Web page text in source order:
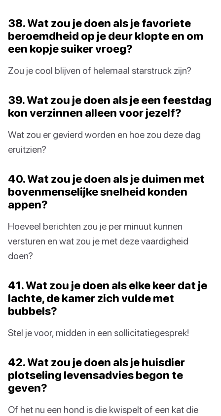
38. Wat zou je doen als je favoriete
beroemdheid op je deur klopte en om
een kopje suiker vroeg?
Zou je cool blijven of helemaal starstruck zijn?
39. Wat zou je doen als je een feestdag
kon verzinnen alleen voor jezelf?
Wat zou er gevierd worden en hoe zou deze dag
eruitzien?
40. Wat zou je doen als je duimen met
bovenmenselijke snelheid konden
appen?
Hoeveel berichten zou je per minuut kunnen
versturen en wat zou je met deze vaardigheid
doen?
41. Wat zou je doen als elke keer dat je
lachte, de kamer zich vulde met
bubbels?
Stel je voor, midden in een sollicitatiegesprek!
42. Wat zou je doen als je huisdier
plotseling levensadvies begon te
geven?
Of het nu een hond is die kwispelt of een kat die